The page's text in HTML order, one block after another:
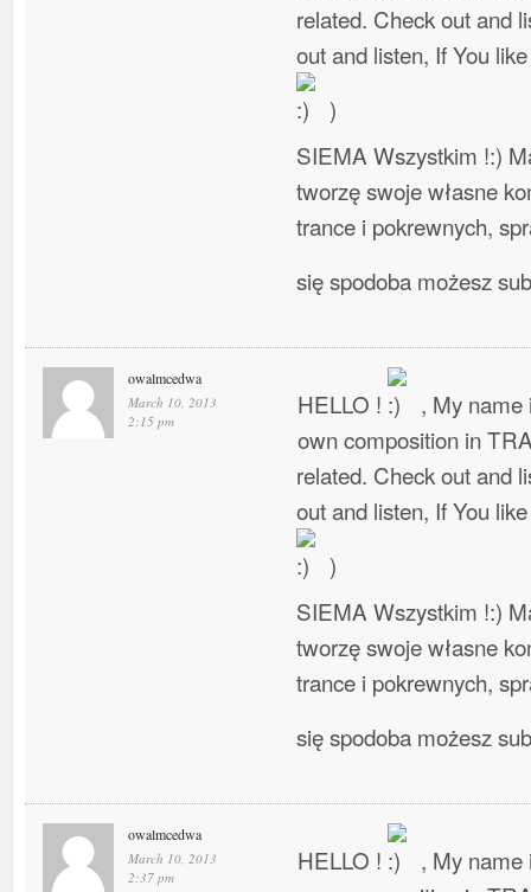
related. Check out and
out and listen, If You
)
SIEMA Wszystkim !:)
tworzę swoje własne
trance i pokrewnych,
się spodoba możesz
owalmcedwa
March 10, 2013
2:15 pm
HELLO !
, My name
own composition in
related. Check out and
out and listen, If You
)
SIEMA Wszystkim !:)
tworzę swoje własne
trance i pokrewnych,
się spodoba możesz
owalmcedwa
March 10, 2013
2:37 pm
HELLO !
, My name